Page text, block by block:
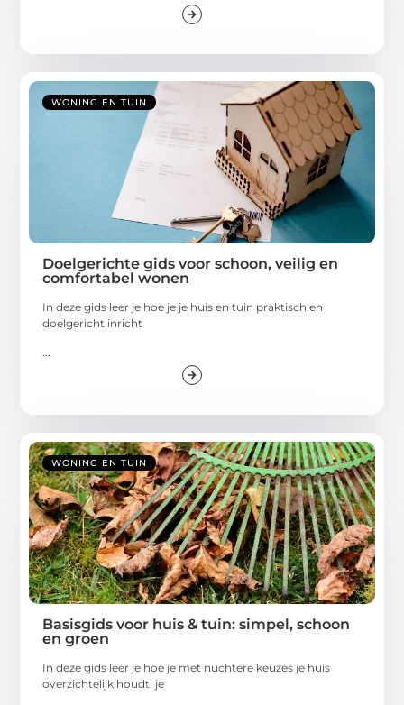
WONING EN TUIN
Doelgerichte gids voor schoon, veilig en
comfortabel wonen
In deze gids leer je hoe je je huis en tuin praktisch en
doelgericht inricht
...
WONING EN TUIN
Basisgids voor huis & tuin: simpel, schoon
en groen
In deze gids leer je hoe je met nuchtere keuzes je huis
overzichtelijk houdt, je